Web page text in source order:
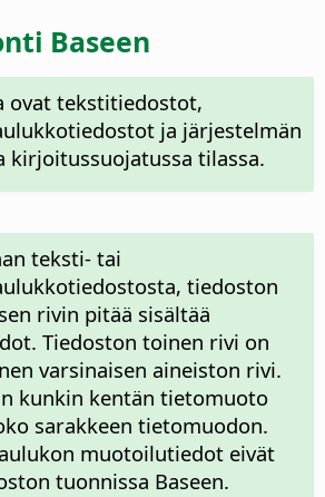
Baseen
ovat tekstitiedostot,
ja järjestelmän
kirjoitussuojatussa tilassa.
teksti- tai
tiedoston
rivin pitää sisältää
Tiedoston toinen rivi on
varsinaisen aineiston rivi.
kunkin kentän tietomuoto
sarakkeen tietomuodon.
muotoilutiedot eivät
tuonnissa Baseen.